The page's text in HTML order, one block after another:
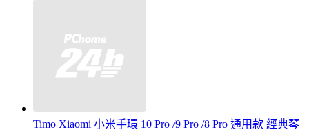
Timo Xiaomi 小米手環 10 Pro /9 Pro /8 Pro 通用款 經典琴